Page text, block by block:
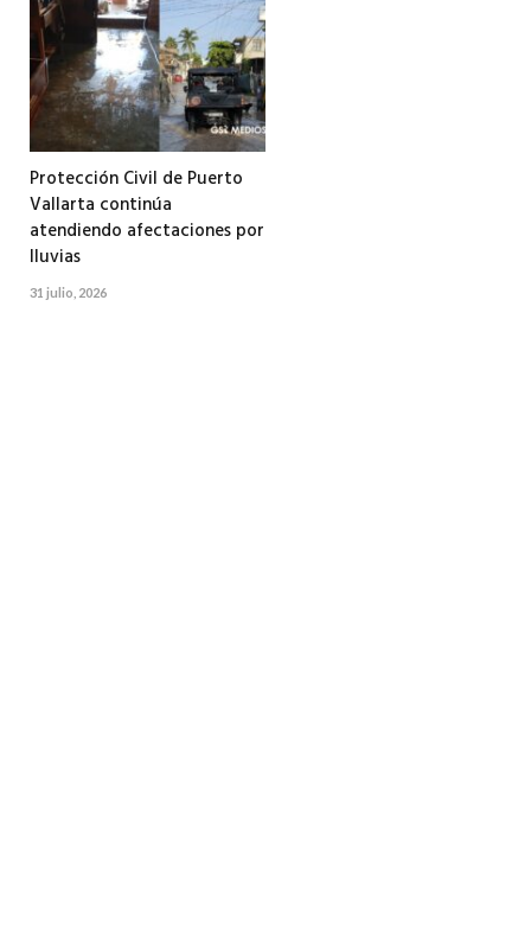
Protección Civil de Puerto
Vallarta continúa
atendiendo afectaciones por
lluvias
31 julio, 2026